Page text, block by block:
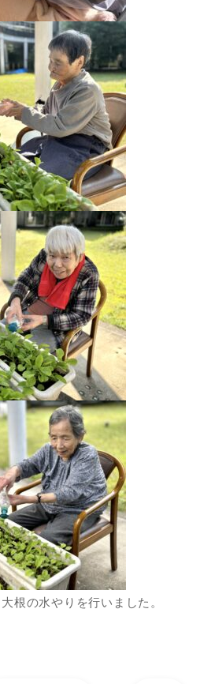
根の水やりを行いました。